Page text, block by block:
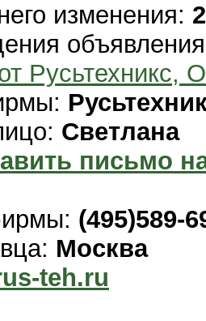
изменения:
Русьтехникс,
Светлана
письмо
(495)589-
Москва
teh.ru